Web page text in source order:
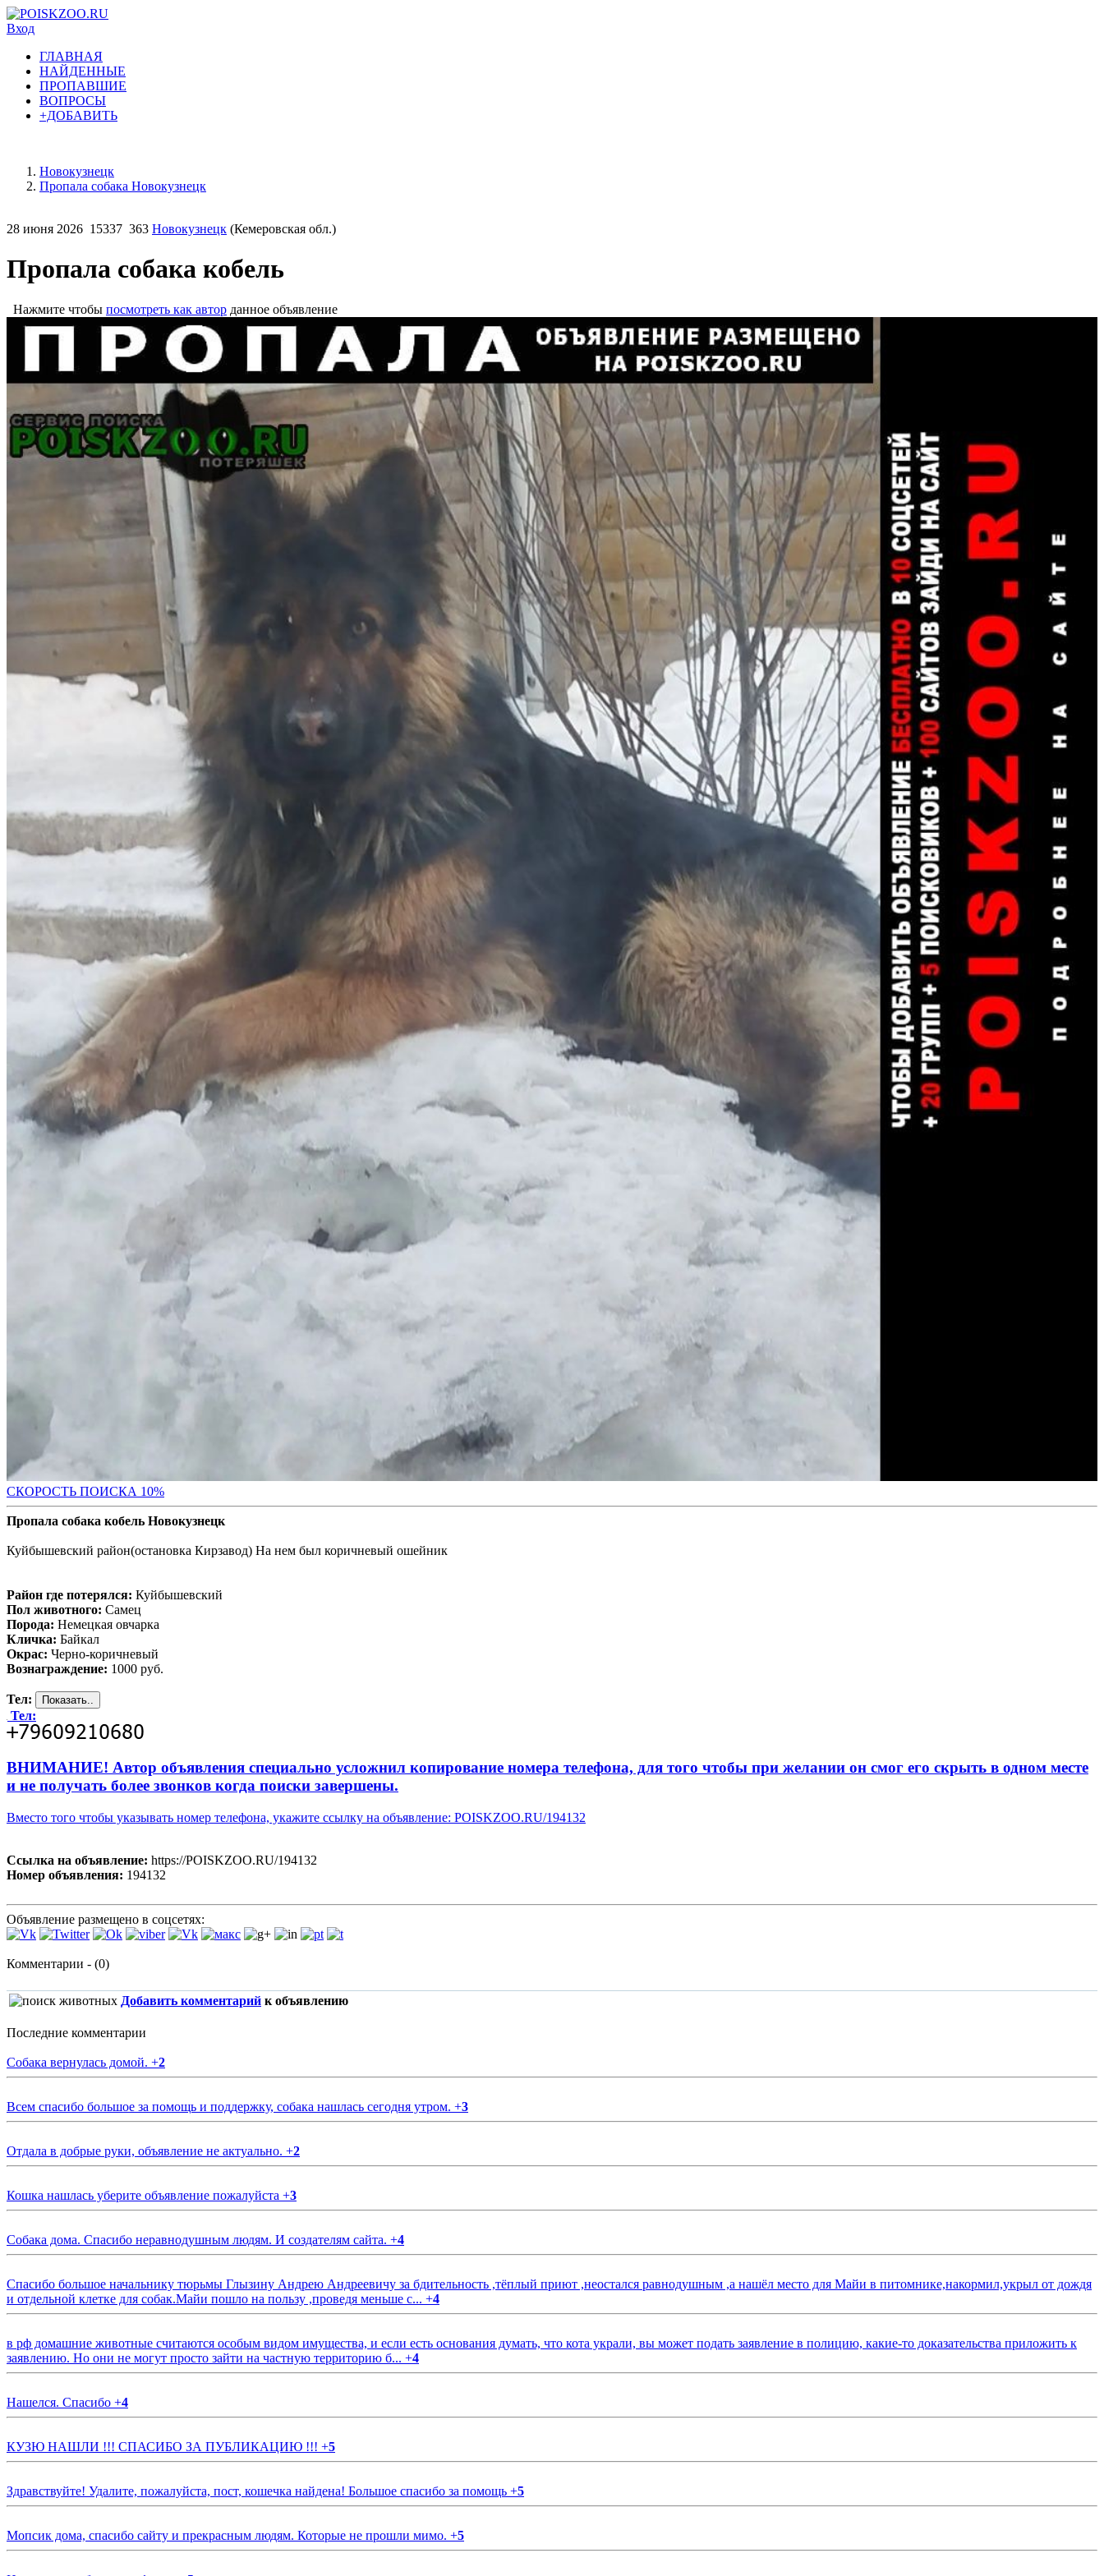
Вход
ГЛАВНАЯ
НАЙДЕННЫЕ
ПРОПАВШИЕ
ВОПРОСЫ
+ДОБАВИТЬ
Новокузнецк
Пропала собака Новокузнецк
28 июня 2026 15337 363 Новокузнецк (Кемеровская обл.)
Пропала собака кобель
Нажмите чтобы посмотреть как автор данное объявление
СКОРОСТЬ ПОИСКА 10%
Пропала собака кобель Новокузнецк
Куйбышевский район(остановка Кирзавод) На нем был коричневый ошейник
Район где потерялся: Куйбышевский
Пол животного: Самец
Порода: Немецкая овчарка
Кличка: Байкал
Окрас: Черно-коричневый
Вознаграждение: 1000 руб.
Тел:
Тел:
ВНИМАНИЕ! Автор объявления специально усложнил копирование номера телефона, для того чтобы при желании он смог его скрыть в одном месте
и не получать более звонков когда поиски завершены.
Вместо того чтобы указывать номер телефона, укажите ссылку на объявление: POISKZOO.RU/194132
Ссылка на объявление: https://POISKZOO.RU/194132
Номер объявления: 194132
Объявление размещено в соцсетях:
Комментарии - (0)
Добавить комментарий к объявлению
Последние комментарии
Собака вернулась домой. +2
Всем спасибо большое за помощь и поддержку, собака нашлась сегодня утром. +3
Отдала в добрые руки, объявление не актуально. +2
Кошка нашлась уберите объявление пожалуйста +3
Собака дома. Спасибо неравнодушным людям. И создателям сайта. +4
Спасибо большое начальнику тюрьмы Глызину Андрею Андреевичу за бдительность ,тёплый приют ,неостался равнодушным ,а нашёл место для Майи в питомнике,накормил,укрыл от дождя
и отдельной клетке для собак.Майи пошло на пользу ,проведя меньше с... +4
в рф домашние животные считаются особым видом имущества, и если есть основания думать, что кота украли, вы может подать заявление в полицию, какие-то доказательства приложить к
заявлению. Но они не могут просто зайти на частную территорию б... +4
Нашелся. Спасибо +4
КУЗЮ НАШЛИ !!! СПАСИБО ЗА ПУБЛИКАЦИЮ !!! +5
Здравствуйте! Удалите, пожалуйста, пост, кошечка найдена! Большое спасибо за помощь +5
Мопсик дома, спасибо сайту и прекрасным людям. Которые не прошли мимо. +5